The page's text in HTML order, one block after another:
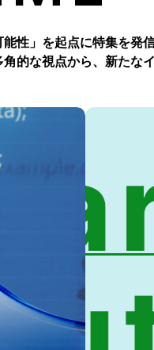
性」を起点に特集を発
的な視点から、新たな